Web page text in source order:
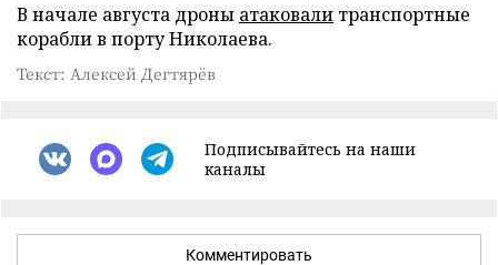
В начале августа дроны атаковали транспортные
корабли в порту Николаева.
Текст: Алексей Дегтярёв
Подписывайтесь на наши
каналы
Комментировать